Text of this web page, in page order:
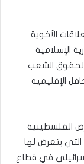
الأخوية
الإسلامية
لحقوق الشعب
الإقليمية
الفلسطينية
التي يتعرض لها
في قطاع